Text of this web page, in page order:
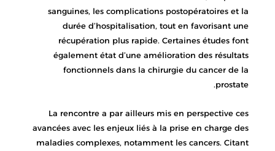
sanguines, les complications postopératoires et la
durée d’hospitalisation, tout en favorisant une
récupération plus rapide. Certaines études font
également état d’une amélioration des résultats
fonctionnels dans la chirurgie du cancer de la
prostate.
La rencontre a par ailleurs mis en perspective ces
avancées avec les enjeux liés à la prise en charge des
maladies complexes, notamment les cancers. Citant